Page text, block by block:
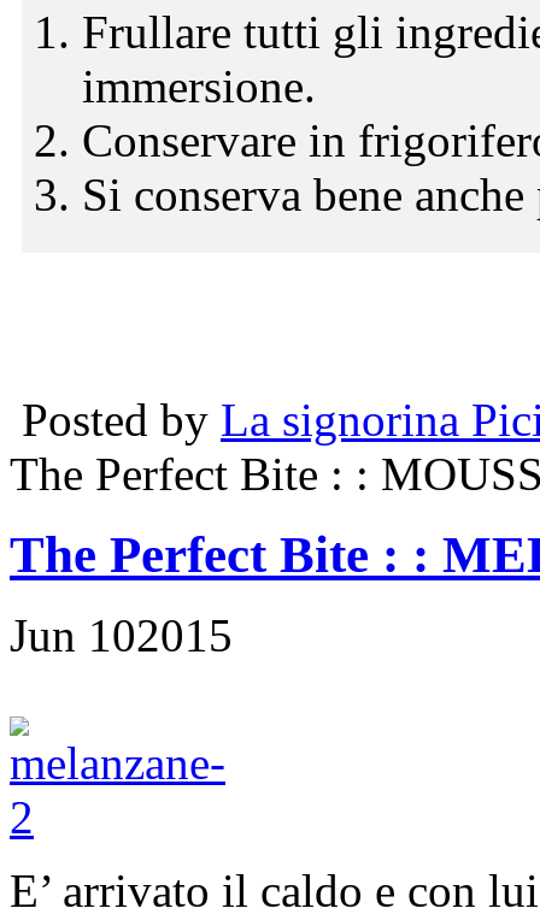
Frullare tutti gli
immersione.
Conservare in
Si conserva bene
Posted by La signorina
The Perfect Bite : :
The Perfect Bite : :
Jun 102015
E’ arrivato il caldo e con